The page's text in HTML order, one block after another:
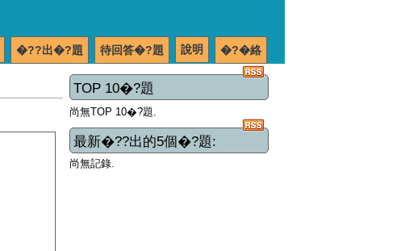
�?�絡
說明
待回答�?題
�??出�?題
TOP 10�?題
尚無TOP 10�?題.
最新�??出的5個�?題:
尚無記錄.